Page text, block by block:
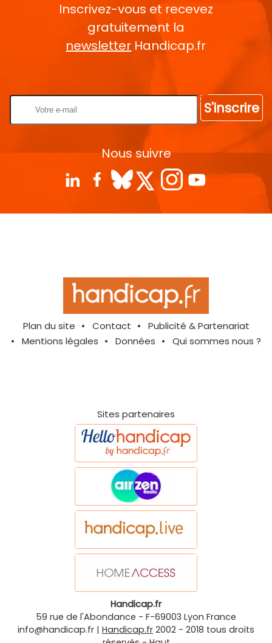
Inscrivez-vous et recevez
gratuitement la
newsletter Handicap.fr
S'inscrire
Nous suivre
Plan du site Contact
Publicité & Partenariat
Mentions légales
Données Qui sommes nous ?
Sites partenaires
Handicap.fr
59 rue de l'Abondance - F-69003 Lyon France
info@handicap.fr | Handicap.fr 2002 - 2018 tous droits